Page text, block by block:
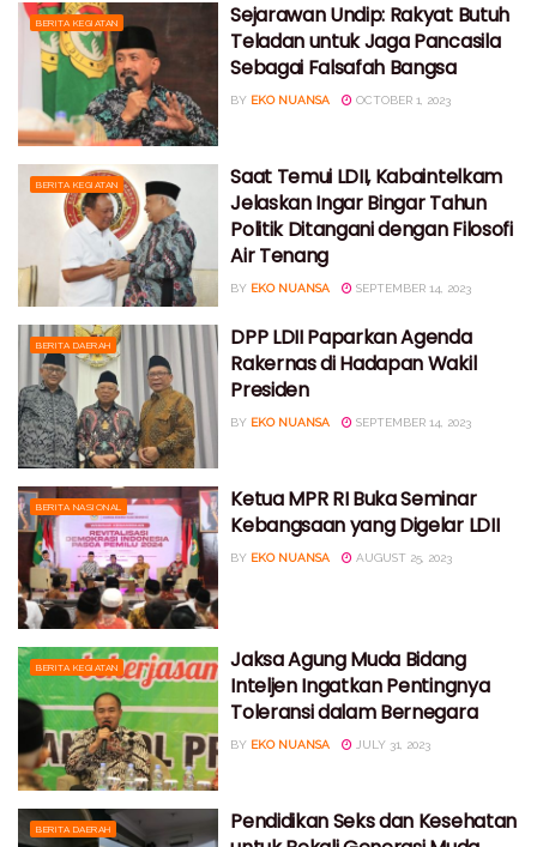
BERITA KEGIATAN
Sejarawan Undip: Rakyat Butuh
Teladan untuk Jaga Pancasila
Sebagai Falsafah Bangsa
BY EKO NUANSA OCTOBER 1, 2023
BERITA KEGIATAN
Saat Temui LDII, Kabaintelkam
Jelaskan Ingar Bingar Tahun
Politik Ditangani dengan Filosofi
Air Tenang
BY EKO NUANSA SEPTEMBER 14, 2023
BERITA DAERAH
DPP LDII Paparkan Agenda
Rakernas di Hadapan Wakil
Presiden
BY EKO NUANSA SEPTEMBER 14, 2023
BERITA NASIONAL
Ketua MPR RI Buka Seminar
Kebangsaan yang Digelar LDII
BY EKO NUANSA AUGUST 25, 2023
BERITA KEGIATAN
Jaksa Agung Muda Bidang
Inteljen Ingatkan Pentingnya
Toleransi dalam Bernegara
BY EKO NUANSA JULY 31, 2023
BERITA DAERAH
Pendidikan Seks dan Kesehatan